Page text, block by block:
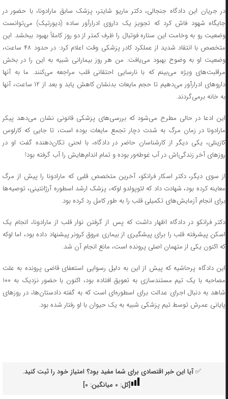
در جریان این دادگاه جنجالی، دکتر ماریو شایتر، پزشک سابق مارادونا، با حضور در
جایگاه شهود فاش کرد که تجویز یک داروی ادرارآور ساده (دیورتیک) می‌توانست
وضعیت رو به وخامت این ستاره فوتبال را ظرف کمتر از دو روز کاملاً بهبود ببخشد. این
متخصص با انتقاد شدید از عملکرد کادر پزشکی وقت اعلام کرد: در حدود ۴۸ ساعت،
وضعیت او به وضوح بهبود می‌یافت. من هر روز بیمارانی شبیه به این را در بخش
مراقبت‌های ویژه می‌بینم که با نارسایی احتقانی قلب مراجعه می‌کنند. ما به آنها
دارو‌های ادرارآور می‌دهیم تا حجم مایعات بدنشان کاهش یابد و بعد از ۱۲ ساعت، آنها
به خانه برمی‌گردند.
این ادعا در حالی مطرح می‌شود که بررسی‌های پزشکی قانونی نشان می‌دهد پیکر
مارادونا در زمان مرگ به شدت دچار تجمع مایعات بوده است، تا جایی که کارلوس
کازینلی، یکی دیگر از کارشناسان حاضر در دادگاه، با لحنی تکان‌دهنده گفت او در
روز‌های آخر زندگی‌اش در آب غوطه‌ور بوده و تمام اندام‌هایش را آب گرفته بود!
از سوی دیگر، دکتر اسکار فرانکو، آخرین متخصص قلبی که مارادونا را پیش از مرگ
معاینه کرده بود، شهادت داد که لئوپولدو لوکه، پزشک ارشد اسطوره آرژانتینی، توصیه‌ها
برای انجام آزمایش‌های تکمیلی قلب را به طور کامل رد کرده بود.
دکتر فرانکو در دادگاه اظهار داشت که پس از گرفتن نوار قلب از مارادونا، انجام یک
اسکن پیشرفته قلب را برای پیشگیری از بیماری عروق کرونر پیشنهاد داده بود، اما لوکه
که اکنون یکی از متهمان اصلی پرونده است، مانع انجام آن شد.
این دادگاه پرحاشیه که پیش از این به دلیل رسوایی استعفای قاضی پرونده به علت
مصاحبه با یک تیم مستندسازی به تعویق افتاده بود، اکنون با حضور نزدیک به ۱۰۰
شاهد به دنبال اجرای عدالت برای اسطوره‌ای است که به گفته دادستان‌ها، در روز‌های
پایانی عمرش توسط تیم پزشکی شبیه به یک حیوان با او رفتار شده بود.
✅ آیا این خبر اقتصادی برای شما مفید بود؟ امتیاز خود را ثبت کنید.
[کل: 0میانگین: 0
]